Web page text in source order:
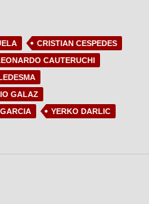
CRISTIAN CESPEDES
CAUTERUCHI
GALAZ
YERKO DARLIC